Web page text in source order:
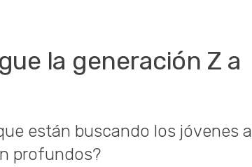
la generación Z a
están buscando los jóvenes a
profundos?